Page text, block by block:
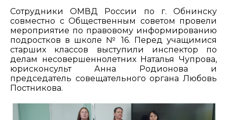
Сотрудники ОМВД России по г. Обнинску
совместно с Общественным советом провели
мероприятие по правовому информированию
подростков в школе № 16. Перед учащимися
старших классов выступили инспектор по
делам несовершеннолетних Наталья Чупрова,
юрисконсульт Анна Родионова и
председатель совещательного органа Любовь
Постникова.